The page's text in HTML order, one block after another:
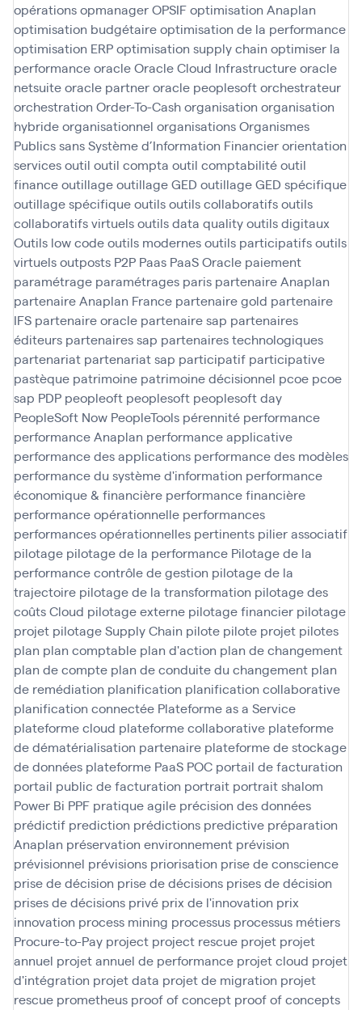
opérationsopmanagerOPSIFoptimisation Anaplan
optimisation budgétaireoptimisation de la performance
optimisation ERPoptimisation supply chain optimiser la
performanceoracleOracle Cloud Infrastructureoracle
netsuiteoracle partneroracle peoplesoftorchestrateur
orchestration Order-To-Cashorganisation organisation
hybrideorganisationnel organisationsOrganismes
Publics sans Système d’Information Financierorientation
servicesoutil outil compta outil comptabilitéoutil
financeoutillageoutillage GED outillage GED spécifique
outillage spécifiqueoutilsoutils collaboratifsoutils
collaboratifs virtuelsoutils data qualityoutils digitaux
Outils low codeoutils modernesoutils participatifsoutils
virtuelsoutposts P2P Paas PaaS Oracle paiement
paramétrage paramétrages paris partenaire Anaplan
partenaire Anaplan France partenaire gold partenaire
IFS partenaire oracle partenaire sap partenaires
éditeurs partenaires sap partenaires technologiques
partenariat partenariat sap participatif participative
pastèque patrimoine patrimoine décisionnel pcoe pcoe
sap PDP peopleoft peoplesoft peoplesoft day
PeopleSoft Now PeopleTools pérennité performance
performance Anaplan performance applicative
performance des applications performance des modèles
performance du système d'information performance
économique & financière performance financière
performance opérationnelle performances
performances opérationnelles pertinents pilier associatif
pilotage pilotage de la performance Pilotage de la
performance contrôle de gestion pilotage de la
trajectoire pilotage de la transformation pilotage des
coûts Cloud pilotage externe pilotage financier pilotage
projet pilotage Supply Chain pilote pilote projet pilotes
plan plan comptable plan d'action plan de changement
plan de compte plan de conduite du changement plan
de remédiation planification planification collaborative
planification connectée Plateforme as a Service
plateforme cloud plateforme collaborative plateforme
de dématérialisation partenaire plateforme de stockage
de données plateforme PaaS POC portail de facturation
portail public de facturation portrait portrait shalom
Power Bi PPF pratique agile précision des données
prédictif prediction prédictions predictive préparation
Anaplan préservation environnement prévision
prévisionnel prévisions priorisation prise de conscience
prise de décision prise de décisions prises de décision
prises de décisions privé prix de l'innovation prix
innovation process mining processus processus métiers
Procure-to-Pay project project rescue projet projet
annuel projet annuel de performance projet cloud projet
d'intégration projet data projet de migration projet
rescue prometheus proof of concept proof of concepts